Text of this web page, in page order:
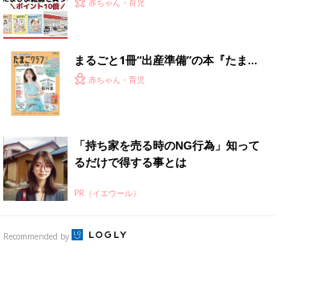
離乳食はいつから？進め方は？「たまひよ きほんの離
授乳の悩みや初めての離乳食作りに役立つ
子育てとお金
妊娠・出産・育児にかかる費用やもらえる補助
金・助成金を解説